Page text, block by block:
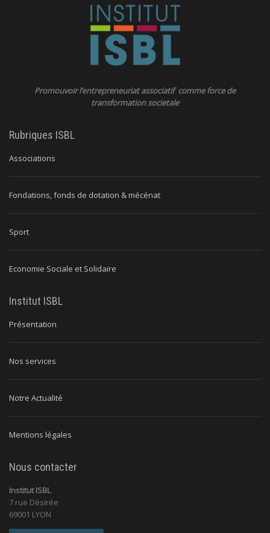
Promouvoir l’entrepreneuriat associatif comme force de
transformation societale
Rubriques ISBL
Associations
Fondations, fonds de dotation & mécénat
Sport
Economie Sociale et Solidaire
Institut ISBL
Présentation
Nos services
Notre Actualité
Mentions légales
Nous contacter
Institut ISBL
7 rue Désirée
69001 LYON